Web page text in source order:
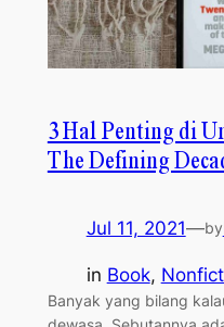
3 Hal Penting di
The Defining
Jul 11, 2021—by
in Book,
Banyak yang bilang